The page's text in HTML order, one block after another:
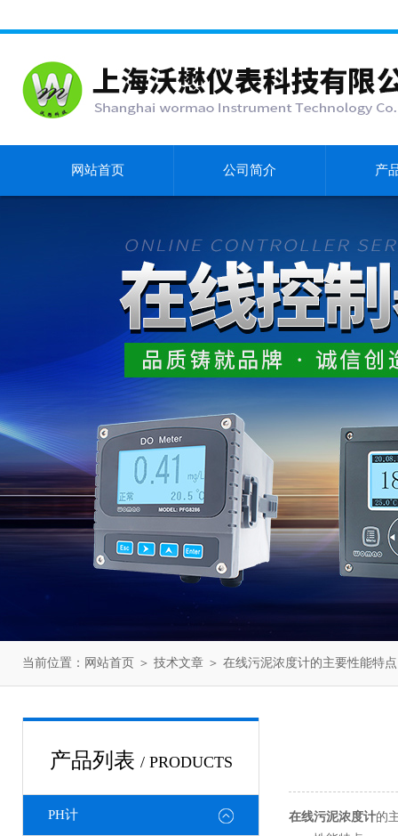
网站首页 公司简介 产
当前位置： 网站首页 ＞ 技术文章 ＞ 在线污泥浓度计的主要性能特点
产品列表 / PRODUCTS
PH计 在线污泥浓度计的